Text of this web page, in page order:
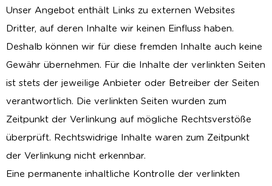
Unser Angebot enthält Links zu externen Websites
Dritter, auf deren Inhalte wir keinen Einfluss haben.
Deshalb können wir für diese fremden Inhalte auch keine
Gewähr übernehmen. Für die Inhalte der verlinkten Seiten
ist stets der jeweilige Anbieter oder Betreiber der Seiten
verantwortlich. Die verlinkten Seiten wurden zum
Zeitpunkt der Verlinkung auf mögliche Rechtsverstöße
überprüft. Rechtswidrige Inhalte waren zum Zeitpunkt
der Verlinkung nicht erkennbar.
Eine permanente inhaltliche Kontrolle der verlinkten